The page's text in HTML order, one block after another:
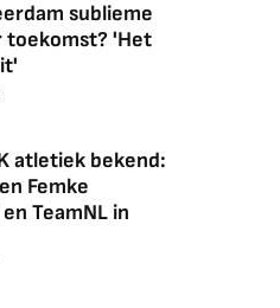
sublieme
toekomst? 'Het
atletiek bekend:
Femke
TeamNL in